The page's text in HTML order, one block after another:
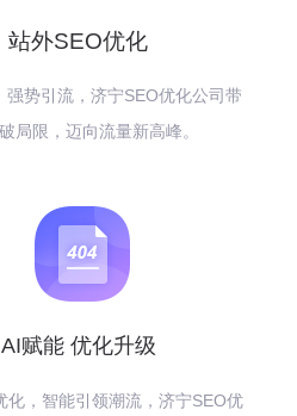
站外SEO优化
强势引流，济宁SEO优化公司带
局限，迈向流量新高峰。
AI赋能 优化升级
化，智能引领潮流，济宁SEO优